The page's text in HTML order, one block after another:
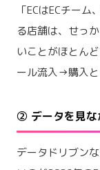
「ECはECチー
る店舗は、せっ
いことがほとん
ール流入→購入と
② データを見な
データドリブン